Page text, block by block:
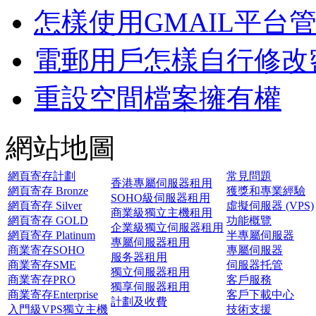
怎樣使用GMAIL平台
電郵用戶怎樣自行修改
重設空間檔案擁有權
網站地圖
網頁寄存計劃
網頁寄存 Bronze
網頁寄存 Silver
網頁寄存 GOLD
網頁寄存 Platinum
商業寄存SOHO
商業寄存SME
商業寄存PRO
商業寄存Enterprise
入門級VPS獨立主機
香港專屬伺服器租用
SOHO級伺服器租用
商業級獨立主機租用
企業級獨立伺服器租用
專屬伺服器租用
服务器租用
獨立伺服器租用
獨享伺服器租用
計劃及收費
常見問題
獲獎和專業經驗
虛擬伺服器 (VPS)
功能概覽
半專屬伺服器
專屬伺服器
伺服器托管
客戶服務
客戶下載中心
技術支援